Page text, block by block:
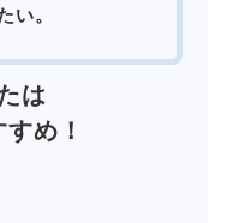
い。
は
め！